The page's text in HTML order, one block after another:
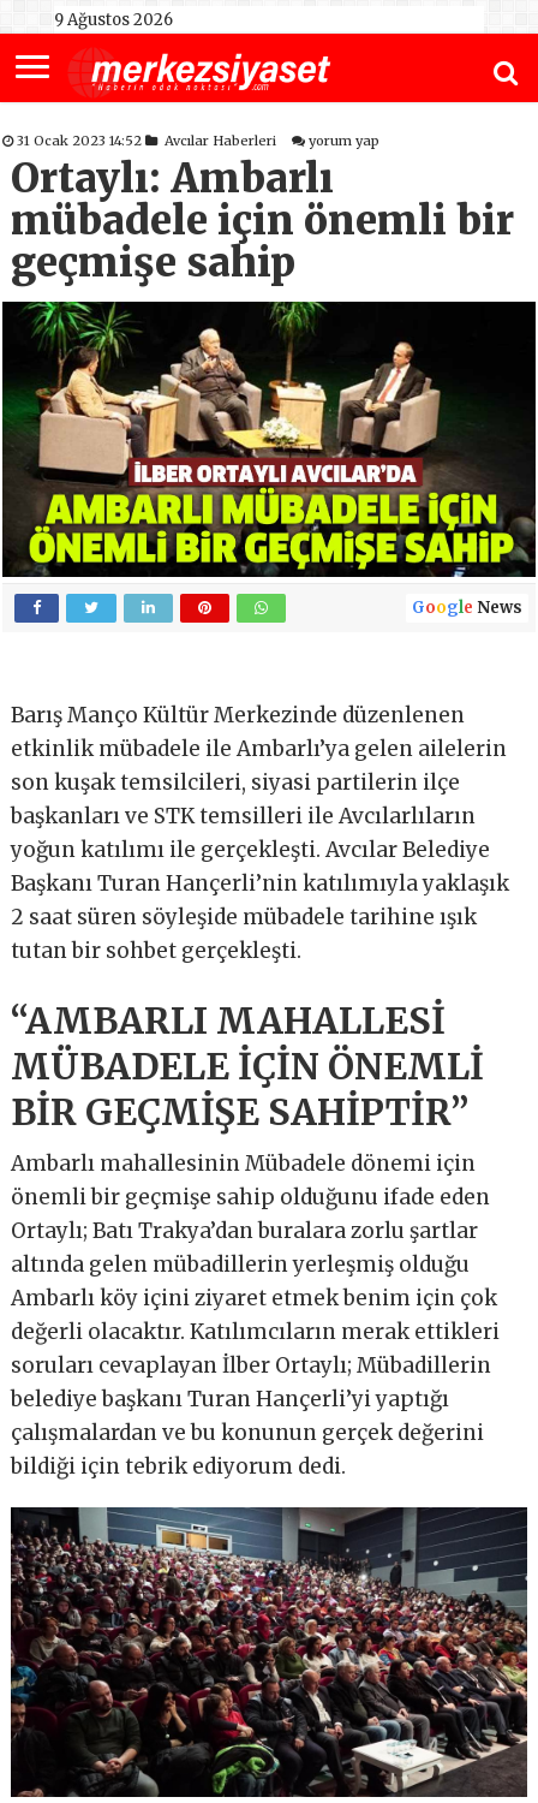
9 Ağustos 2026
31 Ocak 2023 14:52 Avcılar Haberleri yorum yap
Ortaylı: Ambarlı
mübadele için önemli bir
geçmişe sahip
Google News
Barış Manço Kültür Merkezinde düzenlenen
etkinlik mübadele ile Ambarlı’ya gelen ailelerin
son kuşak temsilcileri, siyasi partilerin ilçe
başkanları ve STK temsilleri ile Avcılarlıların
yoğun katılımı ile gerçekleşti. Avcılar Belediye
Başkanı Turan Hançerli’nin katılımıyla yaklaşık
2 saat süren söyleşide mübadele tarihine ışık
tutan bir sohbet gerçekleşti.
“AMBARLI MAHALLESİ
MÜBADELE İÇİN ÖNEMLİ
BİR GEÇMİŞE SAHİPTİR”
Ambarlı mahallesinin Mübadele dönemi için
önemli bir geçmişe sahip olduğunu ifade eden
Ortaylı; Batı Trakya’dan buralara zorlu şartlar
altında gelen mübadillerin yerleşmiş olduğu
Ambarlı köy içini ziyaret etmek benim için çok
değerli olacaktır. Katılımcıların merak ettikleri
soruları cevaplayan İlber Ortaylı; Mübadillerin
belediye başkanı Turan Hançerli’yi yaptığı
çalışmalardan ve bu konunun gerçek değerini
bildiği için tebrik ediyorum dedi.